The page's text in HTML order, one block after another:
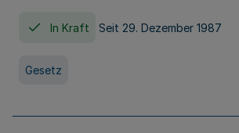
In Kraft Seit 29. Dezember 1987
Gesetz